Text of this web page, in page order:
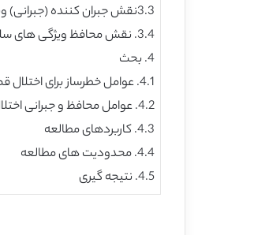
3.3نقش جبران کننده (جبرانی) ویژگی های سلامت روانی مثبت
3.4. نقش محافظ ویژگی های سلامت روانی مثبت
4. بحث
4.1. عوامل خطرساز برای اختلال قمار بازی
4.2. عوامل محافظ و جبرانی اختلال قماربازی
4.3. کاربردهای مطالعه
4.4. محدودیت های مطالعه
4.5. نتیجه گیری